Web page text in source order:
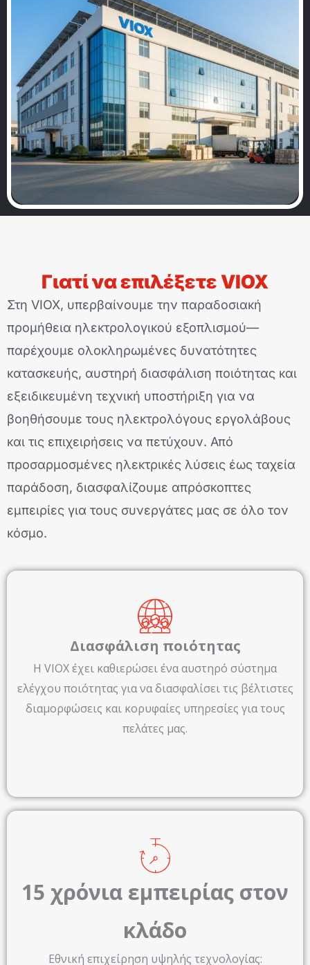
Γιατί να επιλέξετε VIOX
Στη VIOX, υπερβαίνουμε την παραδοσιακή
προμήθεια ηλεκτρολογικού εξοπλισμού—
παρέχουμε ολοκληρωμένες δυνατότητες
κατασκευής, αυστηρή διασφάλιση ποιότητας και
εξειδικευμένη τεχνική υποστήριξη για να
βοηθήσουμε τους ηλεκτρολόγους εργολάβους
και τις επιχειρήσεις να πετύχουν. Από
προσαρμοσμένες ηλεκτρικές λύσεις έως ταχεία
παράδοση, διασφαλίζουμε απρόσκοπτες
εμπειρίες για τους συνεργάτες μας σε όλο τον
κόσμο.
Διασφάλιση ποιότητας
Η VIOX έχει καθιερώσει ένα αυστηρό σύστημα
ελέγχου ποιότητας για να διασφαλίσει τις βέλτιστες
διαμορφώσεις και κορυφαίες υπηρεσίες για τους
πελάτες μας.
15 χρόνια εμπειρίας στον
κλάδο
Εθνική επιχείρηση υψηλής τεχνολογίας: